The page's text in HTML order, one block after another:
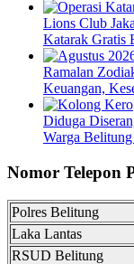
Lions Club
Katarak Gratis
Ramalan
Keuangan,
Diduga
Warga
Nomor Telepon
Polres Belitung
Laka Lantas
RSUD Belitung